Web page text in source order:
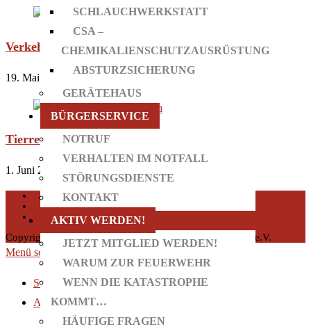
SCHLAUCHWERKSTATT
CSA –
CHEMIKALIENSCHUTZAUSRÜSTUNG
ABSTURZSICHERUNG
GERÄTEHAUS
BÜRGERSERVICE
NOTRUF
VERHALTEN IM NOTFALL
STÖRUNGSDIENSTE
KONTAKT
AKTIV WERDEN!
JETZT MITGLIED WERDEN!
WARUM ZUR FEUERWEHR
WENN DIE KATASTROPHE
KOMMT…
HÄUFIGE FRAGEN
Verkehrsunfall unter Alkoholeinfluss
19. Mai 2020
Tierrettung am Erdbeerfeld
1. Juni 2020
KONTAKT
IMPRESSUM
DATENSCHUTZ
Copyright 2026 - Freiwillige Feuerwehr Taufkirchen/Vils e.V.
Menü schließen
Startseite
Aktuelles
Neuigkeiten